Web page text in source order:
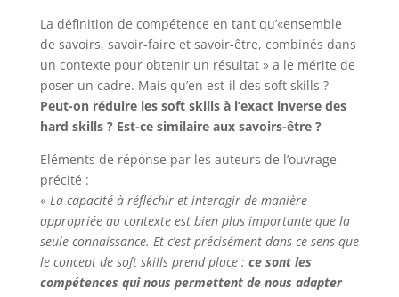
La définition de compétence en tant qu’«ensemble
de savoirs, savoir-faire et savoir-être, combinés dans
un contexte pour obtenir un résultat » a le mérite de
poser un cadre. Mais qu’en est-il des soft skills ?
Peut-on réduire les soft skills à l’exact inverse des
hard skills ? Est-ce similaire aux savoirs-être ?
Eléments de réponse par les auteurs de l’ouvrage
précité :
« La capacité à réfléchir et interagir de manière
appropriée au contexte est bien plus importante que la
seule connaissance. Et c’est précisément dans ce sens que
le concept de soft skills prend place : ce sont les
compétences qui nous permettent de nous adapter